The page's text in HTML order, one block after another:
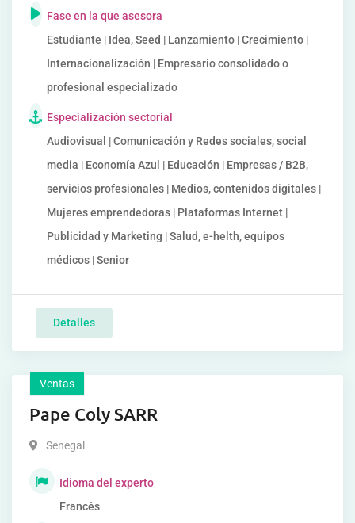
Fase en la que asesora
Estudiante | Idea, Seed | Lanzamiento | Crecimiento |
Internacionalización | Empresario consolidado o
profesional especializado
Especialización sectorial
Audiovisual | Comunicación y Redes sociales, social
media | Economía Azul | Educación | Empresas / B2B,
servicios profesionales | Medios, contenidos digitales |
Mujeres emprendedoras | Plataformas Internet |
Publicidad y Marketing | Salud, e-helth, equipos
médicos | Senior
Detalles
Ventas
Pape Coly SARR
Senegal
Idioma del experto
Francés